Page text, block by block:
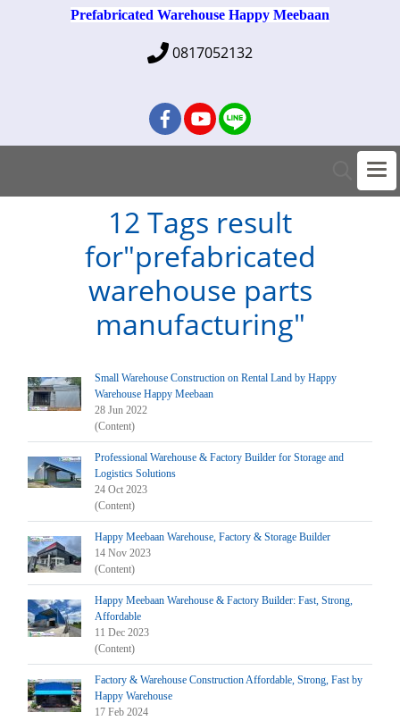
Prefabricated Warehouse Happy Meebaan
0817052132
12 Tags result
for"prefabricated
warehouse parts
manufacturing"
Small Warehouse Construction on Rental Land by Happy
Warehouse Happy Meebaan
28 Jun 2022
(Content)
Professional Warehouse & Factory Builder for Storage and
Logistics Solutions
24 Oct 2023
(Content)
Happy Meebaan Warehouse, Factory & Storage Builder
14 Nov 2023
(Content)
Happy Meebaan Warehouse & Factory Builder: Fast, Strong,
Affordable
11 Dec 2023
(Content)
Factory & Warehouse Construction Affordable, Strong, Fast by
Happy Warehouse
17 Feb 2024